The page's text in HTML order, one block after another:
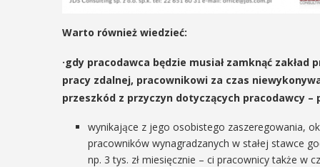
Warto również wiedzieć:
·gdy pracodawca będzie musiał zamknąć
pracy zdalnej, pracownikowi za czas
przeszkód z przyczyn dotyczących pracodawcy –
wynikające z jego osobistego zaszeregowania,
pracowników wynagradzanych w stałej stawce
np. 3 tys. zł miesięcznie – ci pracownicy także w